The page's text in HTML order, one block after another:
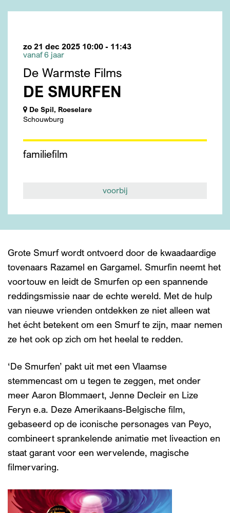
De Warmste Films
DE SMURFEN
vanaf 6 jaar
zo 21 dec 2025 10:00 - 11:43
De Spil, Roeselare
Schouwburg
familiefilm
voorbij
Grote Smurf wordt ontvoerd door de kwaadaardige
tovenaars Razamel en Gargamel. Smurfin neemt het
voortouw en leidt de Smurfen op een spannende
reddingsmissie naar de echte wereld. Met de hulp
van nieuwe vrienden ontdekken ze niet alleen wat
het écht betekent om een Smurf te zijn, maar nemen
ze het ook op zich om het heelal te redden.
‘De Smurfen’ pakt uit met een Vlaamse
stemmencast om u tegen te zeggen, met onder
meer Aaron Blommaert, Jenne Decleir en Lize
Feryn e.a. Deze Amerikaans-Belgische film,
gebaseerd op de iconische personages van Peyo,
combineert sprankelende animatie met liveaction en
staat garant voor een wervelende, magische
filmervaring.